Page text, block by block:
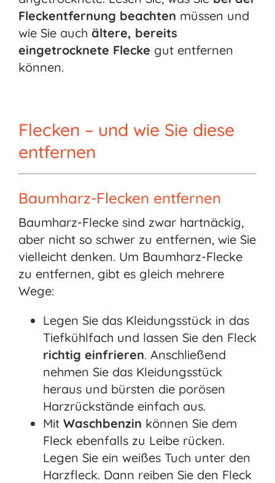
Fleckentfernung beachten müssen und
wie Sie auch ältere, bereits
eingetrocknete Flecke gut entfernen
können.
Flecken – und wie Sie diese
entfernen
Baumharz-Flecken entfernen
Baumharz-Flecke sind zwar hartnäckig,
aber nicht so schwer zu entfernen, wie Sie
vielleicht denken. Um Baumharz-Flecke
zu entfernen, gibt es gleich mehrere
Wege:
Legen Sie das Kleidungsstück in das
Tiefkühlfach und lassen Sie den Fleck
richtig einfrieren. Anschließend
nehmen Sie das Kleidungsstück
heraus und bürsten die porösen
Harzrückstände einfach aus.
Mit Waschbenzin können Sie dem
Fleck ebenfalls zu Leibe rücken.
Legen Sie ein weißes Tuch unter den
Harzfleck. Dann reiben Sie den Fleck